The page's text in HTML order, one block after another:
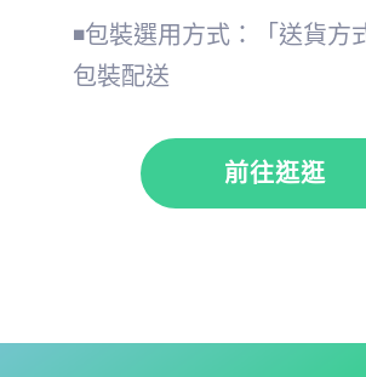
◾包裝選用方式：「送貨方
包裝配送
前往逛逛